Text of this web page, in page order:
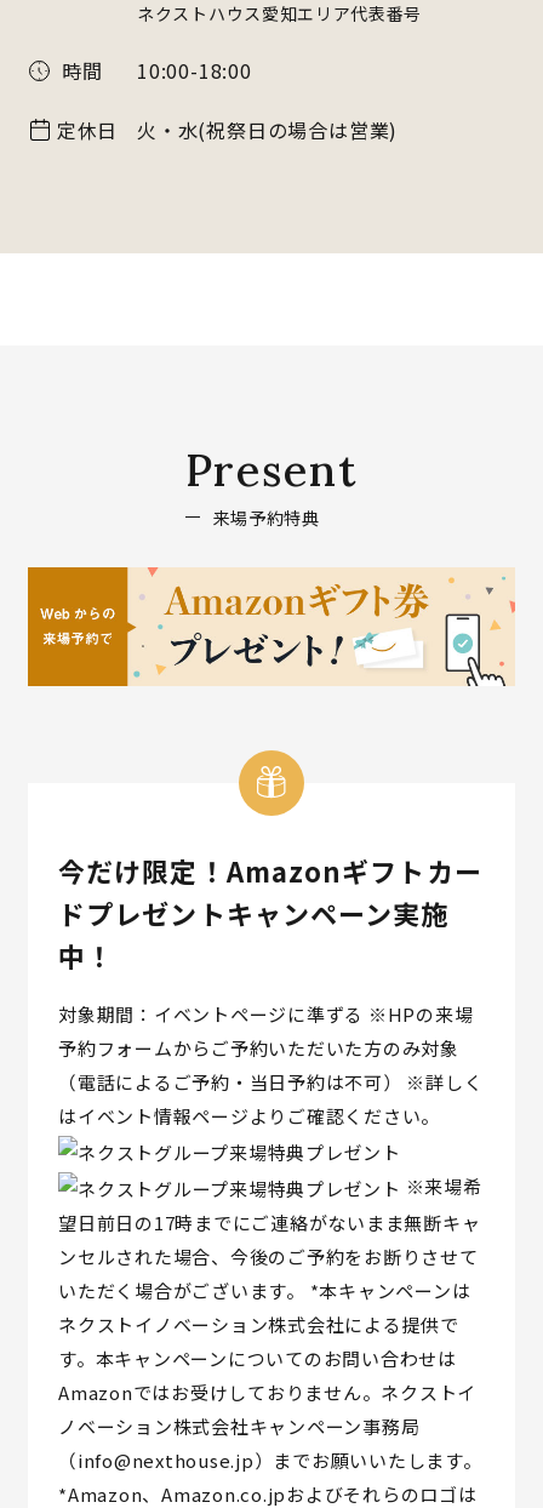
ネクストハウス愛知エリア代表番号
時間 10:00-18:00
定休日 火・水(祝祭日の場合は営業)
Present
来場予約特典
今だけ限定！Amazonギフトカー
ドプレゼントキャンペーン実施
中！
対象期間：イベントページに準ずる ※HPの来場
予約フォームからご予約いただいた方のみ対象
（電話によるご予約・当日予約は不可）
※詳しく
はイベント情報ページよりご確認ください。
※来場希
望日前日の17時までにご連絡がないまま無断キャ
ンセルされた場合、今後のご予約をお断りさせて
いただく場合がございます。
*本キャンペーンは
ネクストイノベーション株式会社による提供で
す。本キャンペーンについてのお問い合わせは
Amazonではお受けしておりません。ネクストイ
ノベーション株式会社キャンペーン事務局
（info@nexthouse.jp）までお願いいたします。
*Amazon、Amazon.co.jpおよびそれらのロゴは